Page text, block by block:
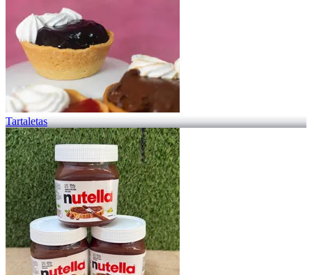
Tartaletas